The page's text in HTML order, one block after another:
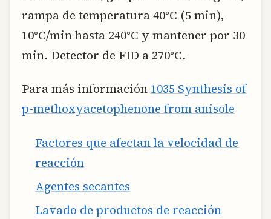
rampa de temperatura 40°C (5 min),
10°C/min hasta 240°C y mantener por 30
min. Detector de FID a 270°C.
Para más información 1035 Synthesis of
p-methoxyacetophenone from anisole
Factores que afectan la velocidad de
reacción
Agentes secantes
Lavado de productos de reacción